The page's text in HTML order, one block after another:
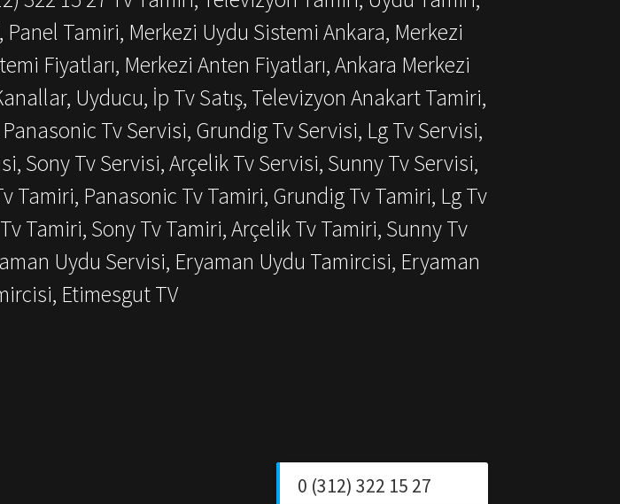
Tamiri, Merkezi Uydu Sistemi Ankara, Merkezi
Fiyatları, Merkezi Anten Fiyatları, Ankara Merkezi
Uyducu, İp Tv Satış, Televizyon Anakart Tamiri,
Tv Servisi, Grundig Tv Servisi, Lg Tv Servisi,
Sony Tv Servisi, Arçelik Tv Servisi, Sunny Tv Servisi,
Tamiri, Panasonic Tv Tamiri, Grundig Tv Tamiri, Lg Tv
Tamiri, Sony Tv Tamiri, Arçelik Tv Tamiri, Sunny Tv
Uydu Servisi, Eryaman Uydu Tamircisi, Eryaman
Etimesgut TV
0 (312) 322 15 27